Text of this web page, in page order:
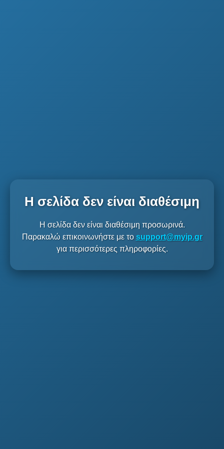
Η σελίδα δεν είναι διαθέσιμη
Η σελίδα δεν είναι διαθέσιμη προσωρινά.
Παρακαλώ επικοινωνήστε με το support@myip.gr
για περισσότερες πληροφορίες.